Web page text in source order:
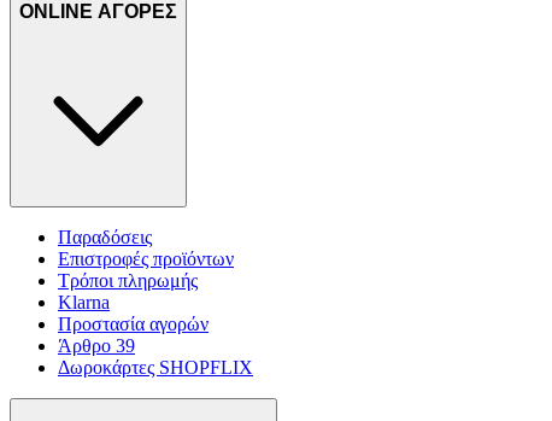
ONLINE ΑΓΟΡΕΣ
Παραδόσεις
Επιστροφές προϊόντων
Τρόποι πληρωμής
Klarna
Προστασία αγορών
Άρθρο 39
Δωροκάρτες SHOPFLIX